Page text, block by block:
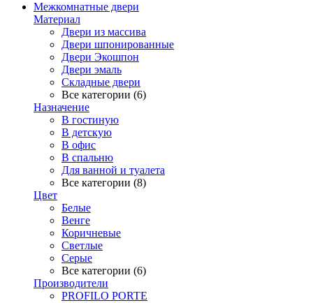
Межкомнатные двери
Материал
Двери из массива
Двери шпонированные
Двери Экошпон
Двери эмаль
Складные двери
Все категории (6)
Назначение
В гостиную
В детскую
В офис
В спальню
Для ванной и туалета
Все категории (8)
Цвет
Белые
Венге
Коричневые
Светлые
Серые
Все категории (6)
Производители
PROFILO PORTE